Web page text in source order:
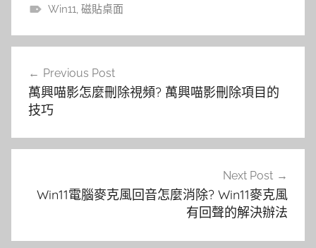
Win11 磁貼桌面
導
覽
Previous Post
萬興喵影怎麼刪除視頻? 萬興喵影刪除項目的
技巧
Next Post
Win11電腦麥克風回音怎麼消除? Win11麥克風
有回聲的解決辦法